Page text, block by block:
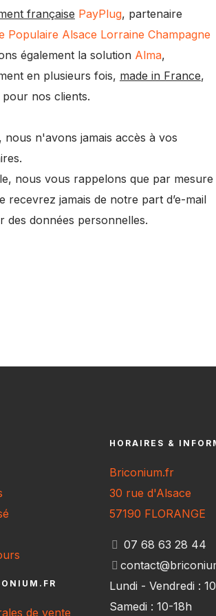
française PayPlug, partenaire
Populaire Alsace Lorraine Champagne
également la solution Alma,
en plusieurs fois, made in France,
nos clients.
nous n'avons jamais accès à vos
nous vous rappelons que par mesure
recevrez jamais de notre part d’e-mail
des données personnelles.
de vente
HORAIRES &
Briconium.fr
30 rue d'Alsace
57190 FLORANGE
07 68 63 28 44
Lundi - Vendredi :
Samedi : 10-18h